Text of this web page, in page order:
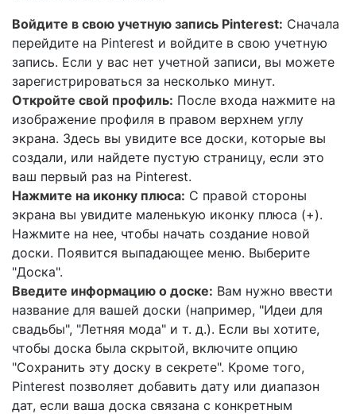
Войдите в свою учетную запись Pinterest: Сначала
перейдите на Pinterest и войдите в свою учетную
запись. Если у вас нет учетной записи, вы можете
зарегистрироваться за несколько минут.
Откройте свой профиль: После входа нажмите на
изображение профиля в правом верхнем углу
экрана. Здесь вы увидите все доски, которые вы
создали, или найдете пустую страницу, если это
ваш первый раз на Pinterest.
Нажмите на иконку плюса: С правой стороны
экрана вы увидите маленькую иконку плюса (+).
Нажмите на нее, чтобы начать создание новой
доски. Появится выпадающее меню. Выберите
"Доска".
Введите информацию о доске: Вам нужно ввести
название для вашей доски (например, "Идеи для
свадьбы", "Летняя мода" и т. д.). Если вы хотите,
чтобы доска была скрытой, включите опцию
"Сохранить эту доску в секрете". Кроме того,
Pinterest позволяет добавить дату или диапазон
дат, если ваша доска связана с конкретным